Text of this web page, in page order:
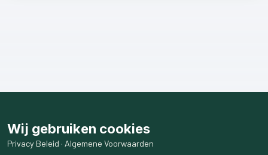
Wij gebruiken cookies
Privacy Beleid · Algemene Voorwaarden